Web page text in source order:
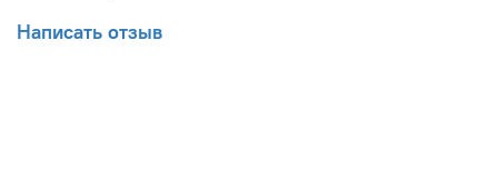
Написать отзыв